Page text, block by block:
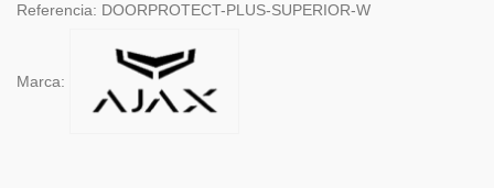
Referencia: DOORPROTECT-PLUS-SUPERIOR-W
Marca: